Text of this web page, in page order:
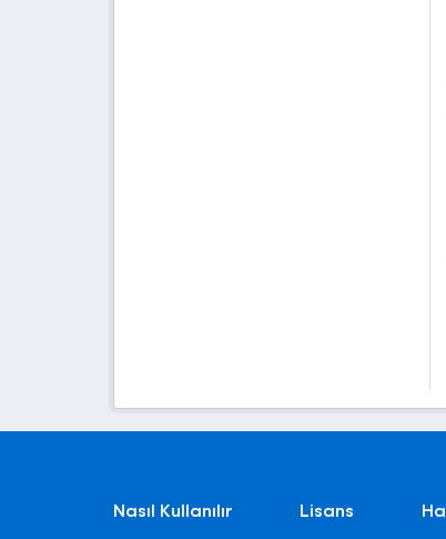
Nasıl Kullanılır Lisans